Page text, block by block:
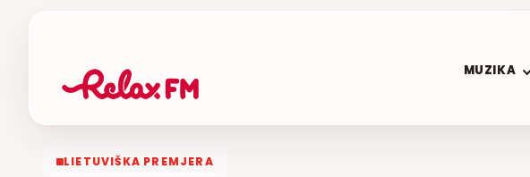
MUZIKA
LIETUVIŠKA PREMJERA